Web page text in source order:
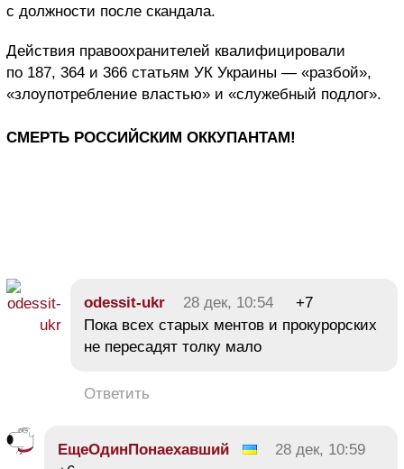
с должности после скандала.
Действия правоохранителей квалифицировали
по 187, 364 и 366 статьям УК Украины — «разбой»,
«злоупотребление властью» и «служебный подлог».
СМЕРТЬ РОССИЙСКИМ ОККУПАНТАМ!
odessit-ukr 28 дек, 10:54
+7
Пока всех старых ментов и прокурорских
не пересадят толку мало
Ответить
ЕщеОдинПонаехавший
28 дек, 10:59